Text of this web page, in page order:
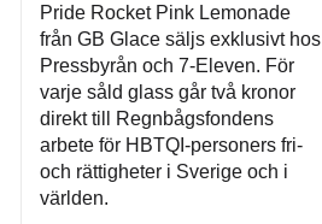
Pride Rocket Pink Lemonade
från GB Glace säljs exklusivt hos
Pressbyrån och 7-Eleven. För
varje såld glass går två kronor
direkt till Regnbågsfondens
arbete för HBTQI-personers fri-
och rättigheter i Sverige och i
världen.